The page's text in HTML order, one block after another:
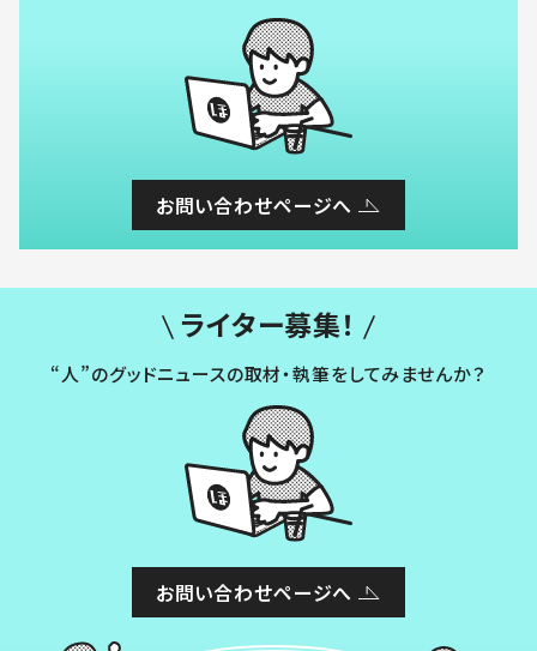
お問い合わせページへ
ライター募集！
“人”のグッドニュースの取材・執筆をしてみませんか？
お問い合わせページへ